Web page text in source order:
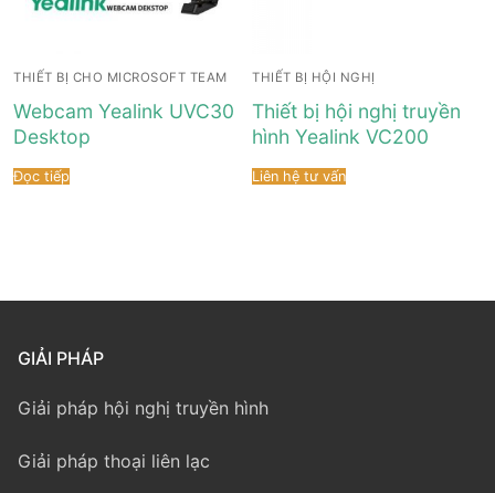
THIẾT BỊ CHO MICROSOFT TEAM
Webcam Yealink UVC30
Desktop
Đọc tiếp
THIẾT BỊ HỘI NGHỊ
Thiết bị hội nghị truyền
hình Yealink VC200
Liên hệ tư vấn
GIẢI PHÁP
Giải pháp hội nghị truyền hình
Giải pháp thoại liên lạc